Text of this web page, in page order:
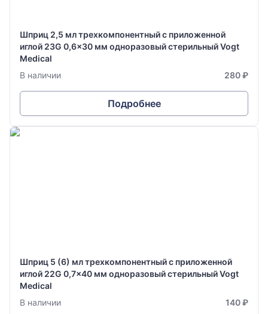
Шприц 2,5 мл трехкомпонентный с приложенной
иглой 23G 0,6x30 мм одноразовый стерильный Vogt
Medical
В наличии
280 ₽
Подробнее
Шприц 5 (6) мл трехкомпонентный с приложенной
иглой 22G 0,7x40 мм одноразовый стерильный Vogt
Medical
В наличии
140 ₽